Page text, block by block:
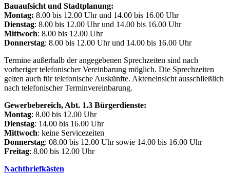
Bauaufsicht und Stadtplanung:
Montag: 8.00 bis 12.00 Uhr und 14.00 bis 16.00 Uhr
Dienstag: 8.00 bis 12.00 Uhr und 14.00 bis 16.00 Uhr
Mittwoch: 8.00 bis 12.00 Uhr
Donnerstag: 8.00 bis 12.00 Uhr und 14.00 bis 16.00 Uhr
Termine außerhalb der angegebenen Sprechzeiten sind nach
vorheriger telefonischer Vereinbarung möglich. Die Sprechzeiten
gelten auch für telefonische Auskünfte. Akteneinsicht ausschließlich
nach telefonischer Terminvereinbarung.
Gewerbebereich, Abt. 1.3 Bürgerdienste:
Montag: 8.00 bis 12.00 Uhr
Dienstag: 14.00 bis 16.00 Uhr
Mittwoch: keine Servicezeiten
Donnerstag: 08.00 bis 12.00 Uhr sowie 14.00 bis 16.00 Uhr
Freitag: 8.00 bis 12.00 Uhr
Nachtbriefkästen